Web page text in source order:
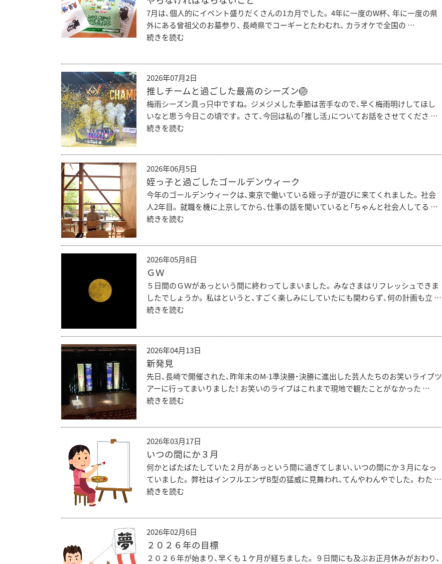
7月は、個人的にイベント盛りだくさんの1カ月でした。 4年に一度のW杯、 年に一度の県
外にある曾祖父のお墓参り、 長崎県でコーギーとたわむれ、 カラオケで全国の …
続きを読む
2026年07月2日
推しチームと過ごした最高のシーズン🏐
梅雨シーズン真っ只中ですね。 ジメジメした季節は苦手なので、早く梅雨明けしてほし
いなと思う今日この頃です。 さて、今回は私の「推し活」についてお話をさせてくださ …
続きを読む
2026年06月5日
姪っ子と過ごしたゴールデンウィーク
今年のゴールデンウィークは、東京で働いている姪っ子が遊びに来てくれました。 社会
人2年目。 就職を機に上京してから、仕事の話を聞いていると「ちゃんと社会人してる …
続きを読む
2026年05月8日
ＧＷ
５日間のＧＷがあっという間に終わってしまいました。 みなさまはリフレッシュできま
したでしょうか。 私はというと、すごく楽しみにしていたにも関わらず、何の計画も立 …
続きを読む
2026年04月13日
新発見
先日、長崎で開催された、昨年末のM-1準決勝・決勝に進出した芸人たちのお笑いライブツ
アーに行ってまいりました！ お笑いのライブはこれまで現地で観たことがなかった …
続きを読む
2026年03月17日
いつの間にか３月
何かとばたばたしていた２月があっという間に過ぎてしまい、いつの間にか３月になっ
ていました。 弊社はインフルエンザB型の猛威に見舞われ、てんやわんやでした。 わた …
続きを読む
2026年02月6日
２０２６年の目標
２０２６年が始まり、早くも１ケ月が経ちました。 ９日間にも及ぶお正月休みがおわり、